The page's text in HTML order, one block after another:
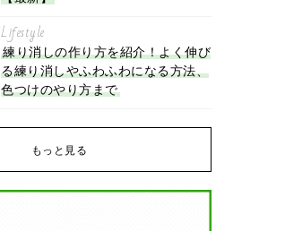
Lifestyle
練り消しの作り方を紹介！よく伸び
る練り消しやふわふわになる方法、
色つけのやり方まで
もっと見る